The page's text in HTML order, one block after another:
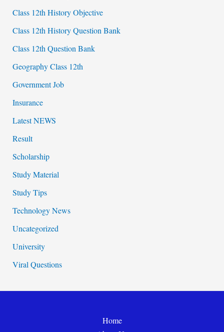
Class 12th History Objective
Class 12th History Question Bank
Class 12th Question Bank
Geography Class 12th
Government Job
Insurance
Latest NEWS
Result
Scholarship
Study Material
Study Tips
Technology News
Uncategorized
University
Viral Questions
Home